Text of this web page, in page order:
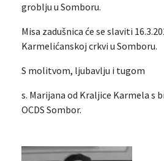
groblju u Somboru.
Misa zadušnica će se slaviti
Karmelićanskoj crkvi u Somboru.
S molitvom, ljubavlju i tugom
s. Marijana od Kraljice Karmela s
OCDS Sombor.